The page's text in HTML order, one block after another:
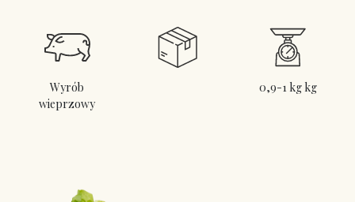
Wyrób
wieprzowy
0,9-1 kg kg